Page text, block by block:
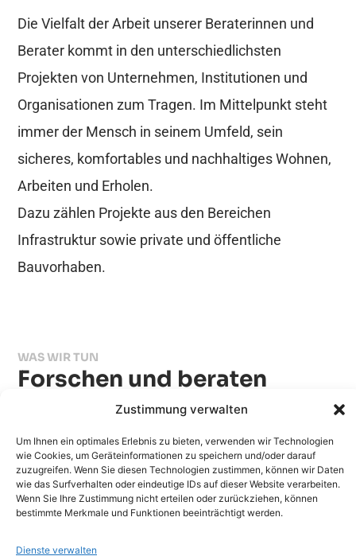
Zustimmung verwalten
Um Ihnen ein optimales Erlebnis zu bieten, verwenden wir Technologien
wie Cookies, um Geräteinformationen zu speichern und/oder darauf
zuzugreifen. Wenn Sie diesen Technologien zustimmen, können wir Daten
wie das Surfverhalten oder eindeutige IDs auf dieser Website verarbeiten.
Wenn Sie Ihre Zustimmung nicht erteilen oder zurückziehen, können
bestimmte Merkmale und Funktionen beeinträchtigt werden.
Dienste verwalten
Die Vielfalt der Arbeit unserer Beraterinnen und
Berater kommt in den unterschiedlichsten
Projekten von Unternehmen, Institutionen und
Organisationen zum Tragen. Im Mittelpunkt steht
immer der Mensch in seinem Umfeld, sein
sicheres, komfortables und nachhaltiges Wohnen,
Arbeiten und Erholen.
Dazu zählen Projekte aus den Bereichen
Infrastruktur sowie private und öffentliche
Bauvorhaben.
WAS WIR TUN
Forschen und beraten
Elektromagnetische
Verträglichkeit
Schallschutz